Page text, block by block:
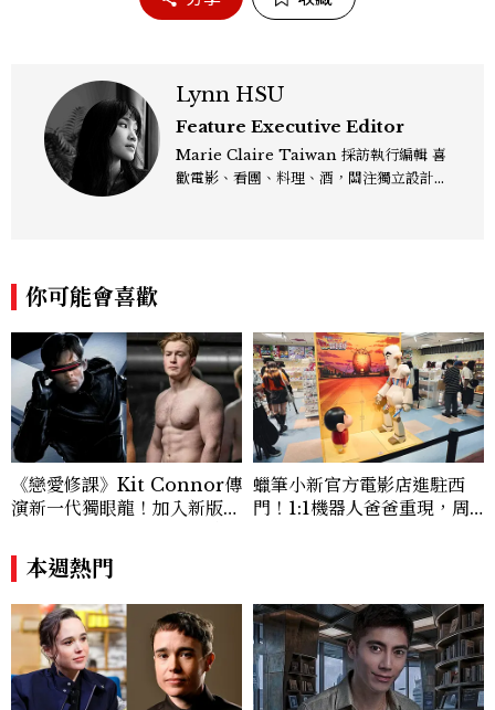
Lynn HSU
Feature Executive Editor
Marie Claire Taiwan 採訪執行編輯 喜
歡電影、看團、料理、酒，關注獨立設計和
你可能會喜歡
《戀愛修課》Kit Connor傳
演新一代獨眼龍！加入新版
Sink
蠟筆小新官方電影店進駐西
門！1:1機器人爸爸重現，周
本週熱門